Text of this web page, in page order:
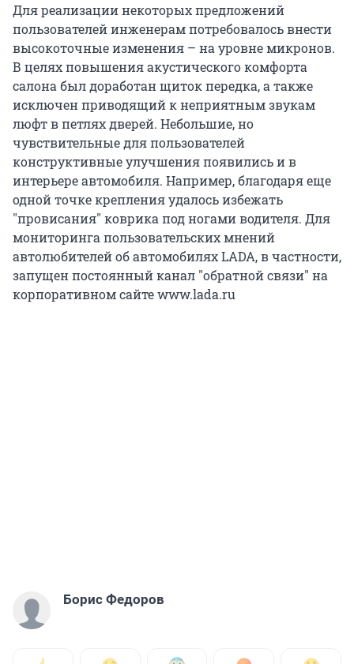
Для реализации некоторых предложений
пользователей инженерам потребовалось внести
высокоточные изменения – на уровне микронов.
В целях повышения акустического комфорта
салона был доработан щиток передка, а также
исключен приводящий к неприятным звукам
люфт в петлях дверей. Небольшие, но
чувствительные для пользователей
конструктивные улучшения появились и в
интерьере автомобиля. Например, благодаря еще
одной точке крепления удалось избежать
"провисания" коврика под ногами водителя. Для
мониторинга пользовательских мнений
автолюбителей об автомобилях LADA, в частности,
запущен постоянный канал "обратной связи" на
корпоративном сайте www.lada.ru
Борис Федоров